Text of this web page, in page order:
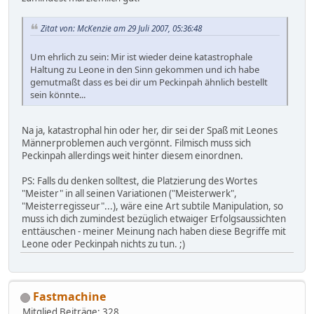
Zitat von: McKenzie am 29 Juli 2007, 05:36:48
Um ehrlich zu sein: Mir ist wieder deine katastrophale
Haltung zu Leone in den Sinn gekommen und ich habe
gemutmaßt dass es bei dir um Peckinpah ähnlich bestellt
sein könnte...
Na ja, katastrophal hin oder her, dir sei der Spaß mit Leones
Männerproblemen auch vergönnt. Filmisch muss sich
Peckinpah allerdings weit hinter diesem einordnen.
PS: Falls du denken solltest, die Platzierung des Wortes
"Meister" in all seinen Variationen ("Meisterwerk",
"Meisterregisseur"...), wäre eine Art subtile Manipulation, so
muss ich dich zumindest bezüglich etwaiger Erfolgsaussichten
enttäuschen - meiner Meinung nach haben diese Begriffe mit
Leone oder Peckinpah nichts zu tun. ;)
Fastmachine